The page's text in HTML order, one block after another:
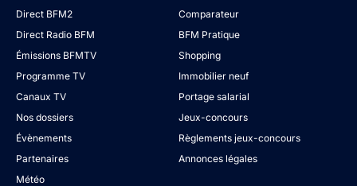
Direct BFM2
Direct Radio BFM
Émissions BFMTV
Programme TV
Canaux TV
Nos dossiers
Évènements
Partenaires
Météo
Comparateur
BFM Pratique
Shopping
Immobilier neuf
Portage salarial
Jeux-concours
Règlements jeux-concours
Annonces légales